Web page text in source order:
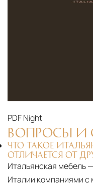
PDFNight
ВОПРОСЫ И
ЧТО ТАКОЕ
ОТЛИЧАЕТСЯ ОТ
Итальянская мебель
Италии компаниями с